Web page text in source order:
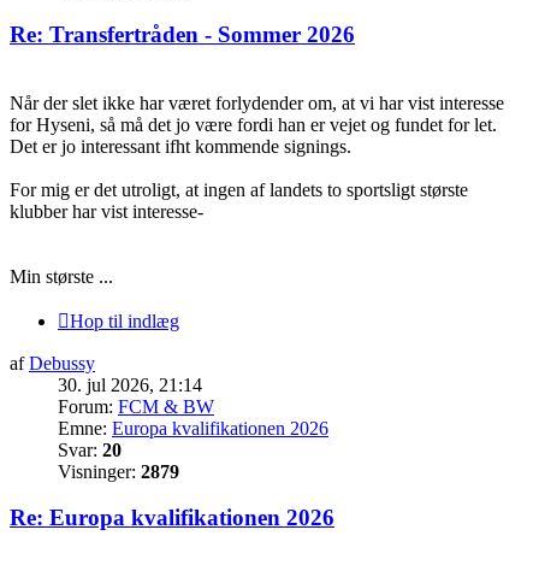
Re: Transfertråden - Sommer 2026
Når der slet ikke har været forlydender om, at vi har vist interesse
for Hyseni, så må det jo være fordi han er vejet og fundet for let.
Det er jo interessant ifht kommende signings.
For mig er det utroligt, at ingen af landets to sportsligt største
klubber har vist interesse-
Min største ...
Hop til indlæg
afDebussy
30. jul 2026, 21:14
Forum: FCM & BW
Emne: Europa kvalifikationen 2026
Svar: 20
Visninger: 2879
Re: Europa kvalifikationen 2026